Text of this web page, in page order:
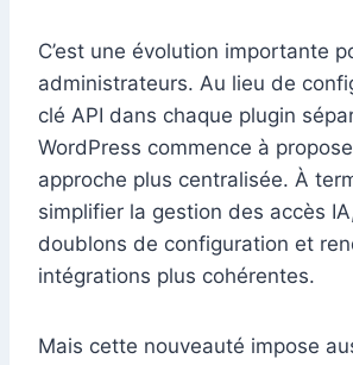
C’est une évolution importante
administrateurs. Au lieu de
clé API dans chaque plugin
WordPress commence à
approche plus centralisée. À
simplifier la gestion des accès
doublons de configuration et
intégrations plus cohérentes.
Mais cette nouveauté impose